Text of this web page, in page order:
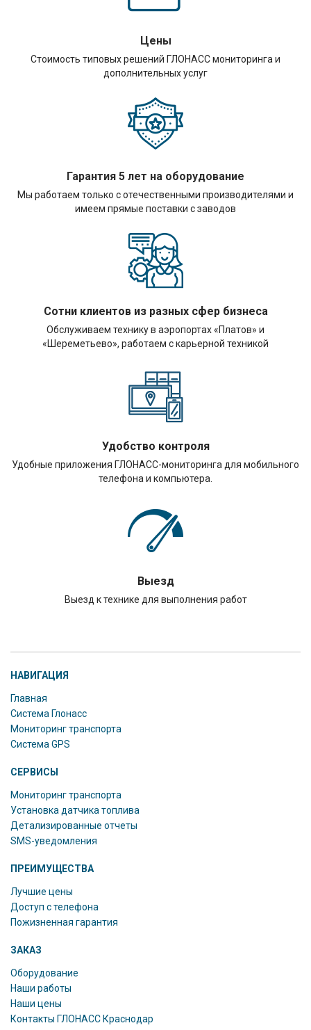
Цены
Стоимость типовых решений ГЛОНАСС мониторинга и
дополнительных услуг
Гарантия 5 лет на оборудование
Мы работаем только с отечественными производителями и
имеем прямые поставки с заводов
Сотни клиентов из разных сфер бизнеса
Обслуживаем технику в аэропортах «Платов» и
«Шереметьево», работаем с карьерной техникой
Удобство контроля
Удобные приложения ГЛОНАСС-мониторинга для мобильного
телефона и компьютера.
Выезд
Выезд к технике для выполнения работ
НАВИГАЦИЯ
Главная
Система Глонасс
Мониторинг транспорта
Система GPS
СЕРВИСЫ
Мониторинг транспорта
Установка датчика топлива
Детализированные отчеты
SMS-уведомления
ПРЕИМУЩЕСТВА
Лучшие цены
Доступ с телефона
Пожизненная гарантия
ЗАКАЗ
Оборудование
Наши работы
Наши цены
Контакты ГЛОНАСС Краснодар